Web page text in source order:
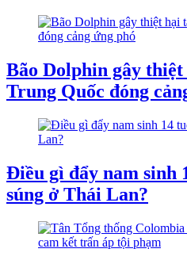
Bão Dolphin gây
Trung Quốc đóng
Điều gì đẩy nam sinh
súng ở Thái Lan?